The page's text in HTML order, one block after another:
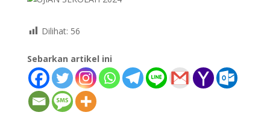
Dilihat: 56
Sebarkan artikel ini